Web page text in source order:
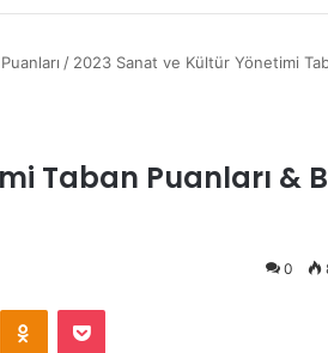
/ 2023 Sanat ve Kültür Yönetimi
Taban Puanları &
0
Odnoklassniki Pocket